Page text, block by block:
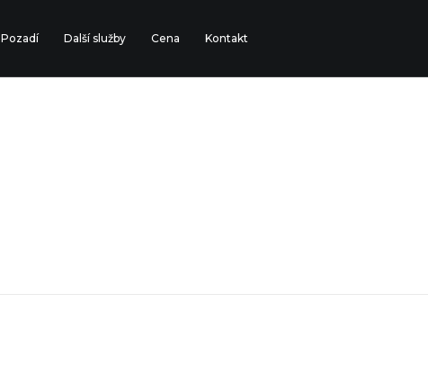
Pozadí Další služby Cena Kontakt